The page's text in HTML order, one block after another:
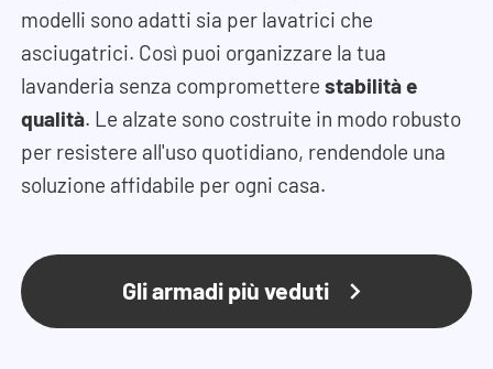
modelli sono adatti sia per lavatrici che
asciugatrici. Così puoi organizzare la tua
lavanderia senza comprometterestabilità e
qualità. Le alzate sono costruite in modo robusto
per resistere all'uso quotidiano, rendendole una
soluzione affidabile per ogni casa.
Gli armadi più veduti